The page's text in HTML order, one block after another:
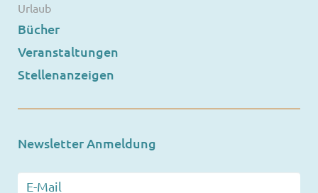
Urlaub
Bücher
Veranstaltungen
Stellenanzeigen
Newsletter Anmeldung